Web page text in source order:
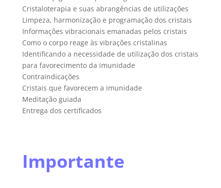
Cristaloterapia e suas abrangências de utilizações
Limpeza, harmonização e programação dos cristais
Informações vibracionais emanadas pelos cristais
Como o corpo reage às vibrações cristalinas
Identificando a necessidade de utilização dos cristais
para favorecimento da imunidade
Contraindicações
Cristais que favorecem a imunidade
Meditação guiada
Entrega dos certificados
Importante